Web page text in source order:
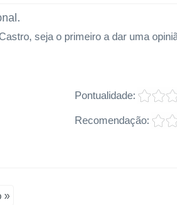
seja o primeiro a dar uma
Pontualidade:
Recomendação:
»